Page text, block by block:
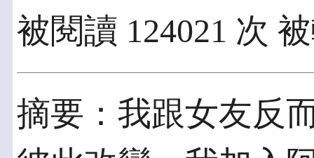
被閱讀 124021 次
摘要：我跟女友反